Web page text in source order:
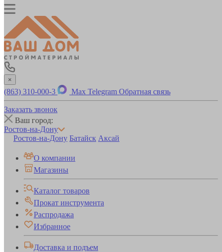
×
(863) 310-000-3 Max Telegram Обратная связь
Заказать звонок
Ваш город:
Ростов-на-Дону
Ростов-на-Дону Батайск Аксай
О компании
Магазины
Каталог товаров
Прокат инструмента
Распродажа
Избранное
Доставка и подъем